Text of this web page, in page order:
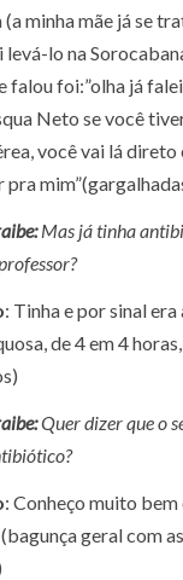
minha mãe já se
lo na
falou foi:”olha já
Neto se você
você vai lá direto
pra mim”
Mas já tinha
: Tinha e por sinal era
de 4 em 4
Quer dizer que o
: Conheço muito bem
(bagunça geral com as